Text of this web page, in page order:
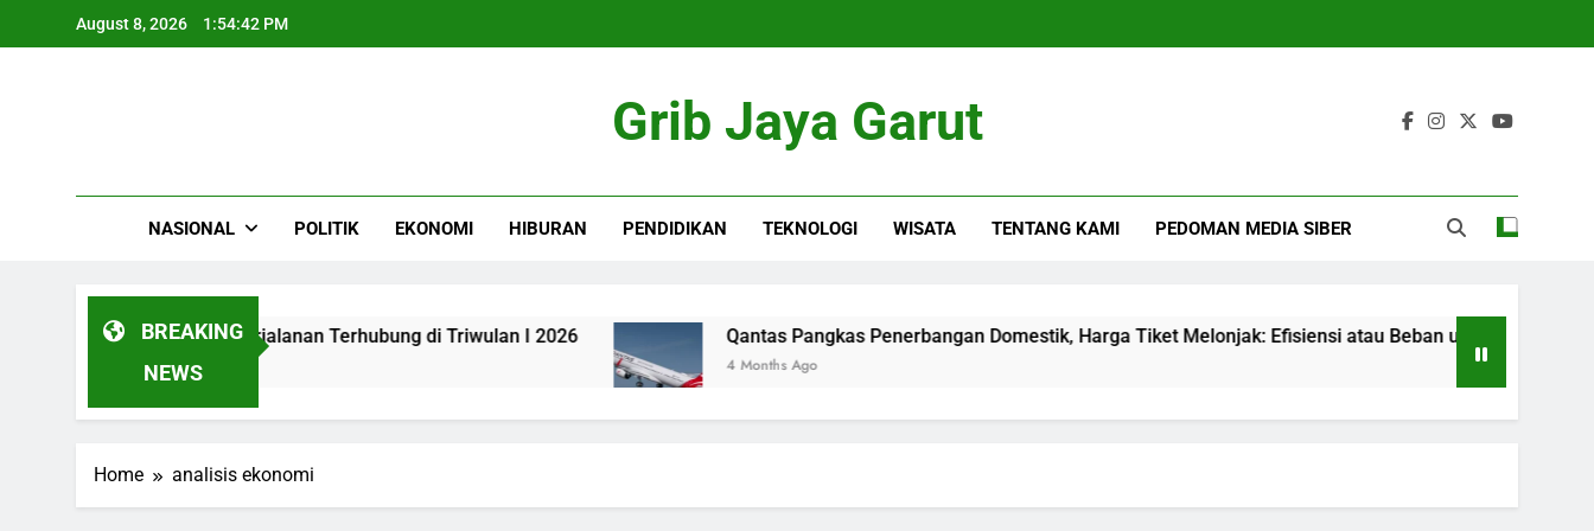
August 8, 2026 1:54:43 PM
Grib Jaya Garut
NASIONAL POLITIK EKONOMI HIBURAN PENDIDIKAN TEKNOLOGI WISATA TENTANG KAMI PEDOMAN MEDIA SIBER
BREAKING
NEWS
Harian Jutaan Perjalanan Terhubung di Triwulan I 2026 Qantas Pangkas Penerbangan Domestik, Harga Tiket Melonjak: Efisiensi atau Beban untuk Penumpang?
4 Months Ago
Home analisis ekonomi